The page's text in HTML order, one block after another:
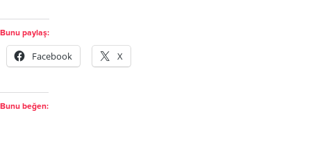
Bunu paylaş:
Facebook X
Bunu beğen: